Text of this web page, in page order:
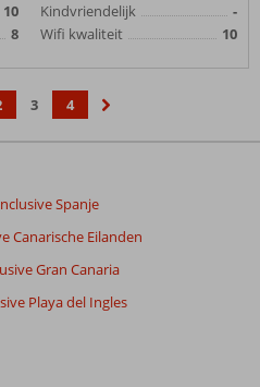
10
8
Kindvriendelijk
-
Wifi kwaliteit
10
3
4
Spanje
Canarische Eilanden
Gran Canaria
Playa del Ingles